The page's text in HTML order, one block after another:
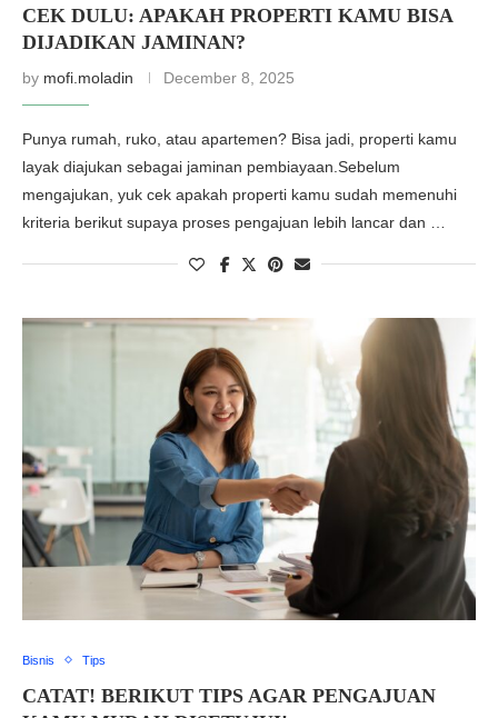
CEK DULU: APAKAH PROPERTI KAMU BISA
DIJADIKAN JAMINAN?
by mofi.moladin December 8, 2025
Punya rumah, ruko, atau apartemen? Bisa jadi, properti kamu
layak diajukan sebagai jaminan pembiayaan.Sebelum
mengajukan, yuk cek apakah properti kamu sudah memenuhi
kriteria berikut supaya proses pengajuan lebih lancar dan …
Bisnis Tips
CATAT! BERIKUT TIPS AGAR PENGAJUAN